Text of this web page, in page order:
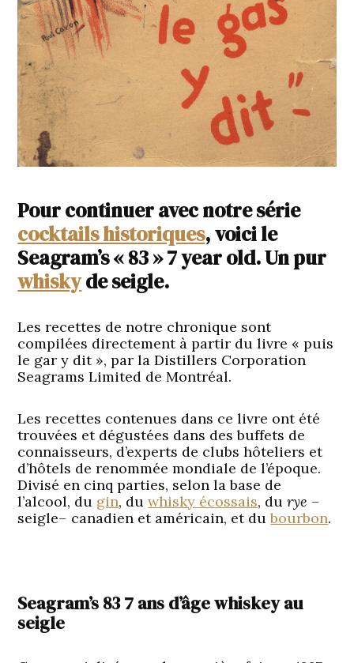
Pour continuer avec notre série
cocktails historiques, voici le
Seagram’s « 83 » 7 year old. Un pur
whiskyde seigle.
Les recettes de notre chronique sont
compilées directement à partir du livre « puis
le gar y dit », par la Distillers Corporation
Seagrams Limited de Montréal.
Les recettes contenues dans ce livre ont été
trouvées et dégustées dans des buffets de
connaisseurs, d’experts de clubs hôteliers et
d’hôtels de renommée mondiale de l’époque.
Divisé en cinq parties, selon la base de
l’alcool, du gin, duwhisky écossais, durye –
seigle– canadien et américain, et dubourbon.
Seagram’s 83 7 ans d’âge whiskey au
seigle